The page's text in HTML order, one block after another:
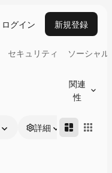
ログイン 新規登録
セキュリティ ソーシャ
関連
性
詳細